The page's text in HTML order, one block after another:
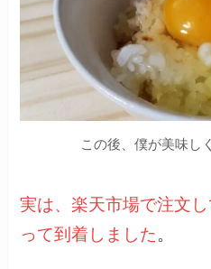
この後、僕が美味し
実は、楽天市場で注文
って到着しました。